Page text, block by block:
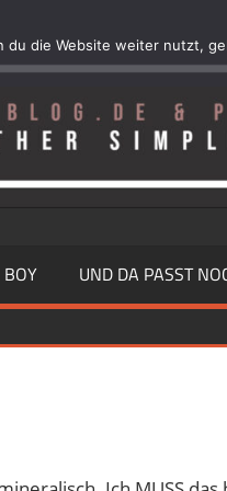
UND DA PASST
du die Website weiter nutzt,